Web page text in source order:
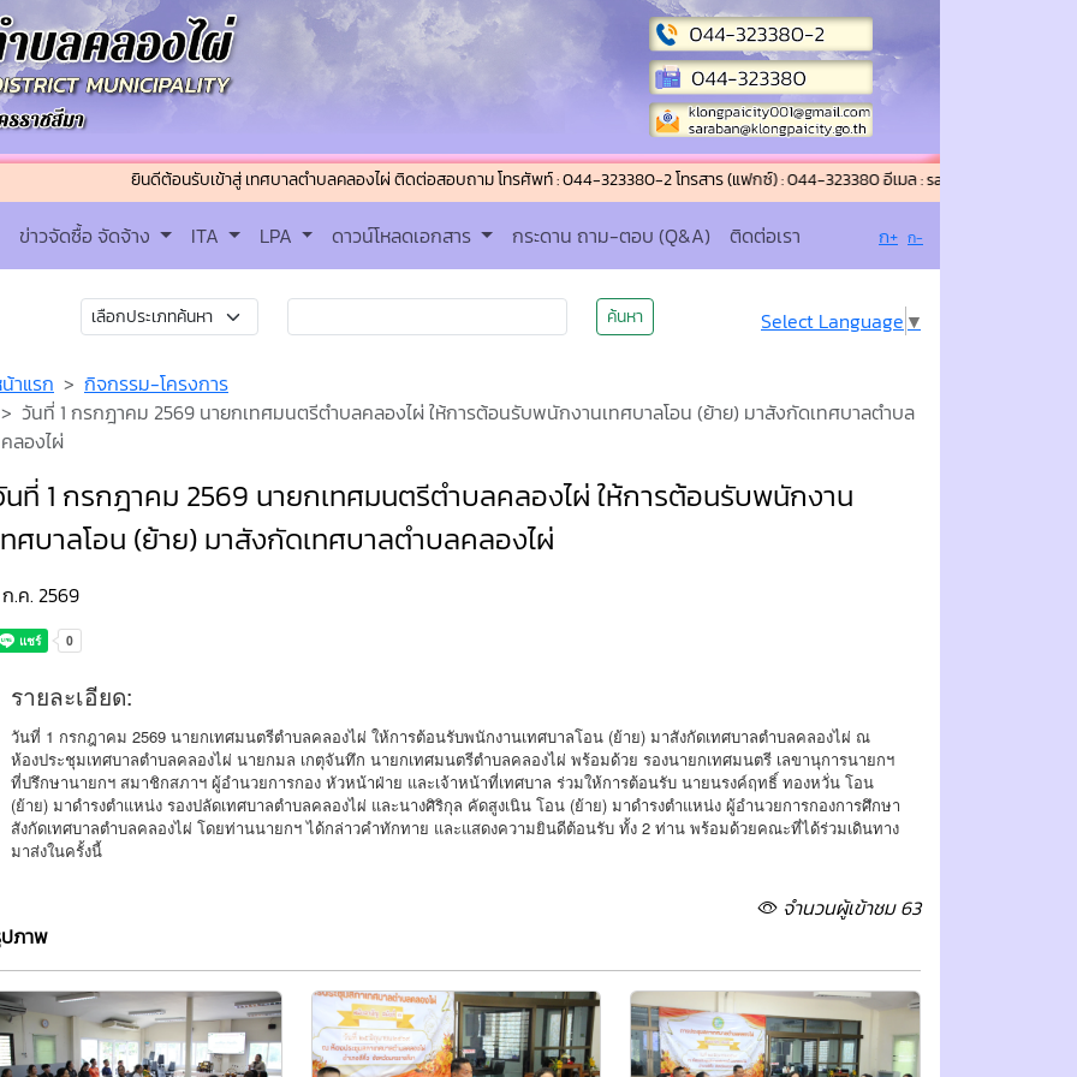
ยินดีต้อนรับเข้าสู่ เทศบาลตำบลคลองไผ่ ติดต่อสอบถาม โทรศัพท์ : 044-323380-2 โทรสาร (แฟกซ์) : 044-323380 อีเมล : saraban@klongpaicity.go.th ,
ข่าวจัดซื้อ จัดจ้าง ITA LPA ดาวน์โหลดเอกสาร กระดาน ถาม-ตอบ (Q&A) ติดต่อเรา ก+ ก-
ค้นหา Select Language ▼
าแรก
กิจกรรม-โครงการ
วันที่ 1 กรกฎาคม 2569 นายกเทศมนตรีตำบลคลองไผ่ ให้การต้อนรับพนักงานเทศบาลโอน (ย้าย) มาสังกัดเทศบาลตำบล
คลองไผ่
ที่ 1 กรกฎาคม 2569 นายกเทศมนตรีตำบลคลองไผ่ ให้การต้อนรับพนักงาน
ศบาลโอน (ย้าย) มาสังกัดเทศบาลตำบลคลองไผ่
ก.ค. 2569
รายละเอียด:
วันที่ 1 กรกฎาคม 2569 นายกเทศมนตรีตำบลคลองไผ่ ให้การต้อนรับพนักงานเทศบาลโอน (ย้าย) มาสังกัดเทศบาลตำบลคลองไผ่ ณ
ห้องประชุมเทศบาลตำบลคลองไผ่ นายกมล เกตุจันทึก นายกเทศมนตรีตำบลคลองไผ่ พร้อมด้วย รองนายกเทศมนตรี เลขานุการนายกฯ
ที่ปรึกษานายกฯ สมาชิกสภาฯ ผู้อำนวยการกอง หัวหน้าฝ่าย และเจ้าหน้าที่เทศบาล ร่วมให้การต้อนรับ นายนรงค์ฤทธิ์ ทองหวั่น โอน
(ย้าย) มาดำรงตำแหน่ง รองปลัดเทศบาลตำบลคลองไผ่ และนางศิริกุล คัดสูงเนิน โอน (ย้าย) มาดำรงตำแหน่ง ผู้อำนวยการกองการศึกษา
สังกัดเทศบาลตำบลคลองไผ่ โดยท่านนายกฯ ได้กล่าวคำทักทาย และแสดงความยินดีต้อนรับ ทั้ง 2 ท่าน พร้อมด้วยคณะที่ได้ร่วมเดินทาง
มาส่งในครั้งนี้
จำนวนผู้เข้าชม 63
ภาพ